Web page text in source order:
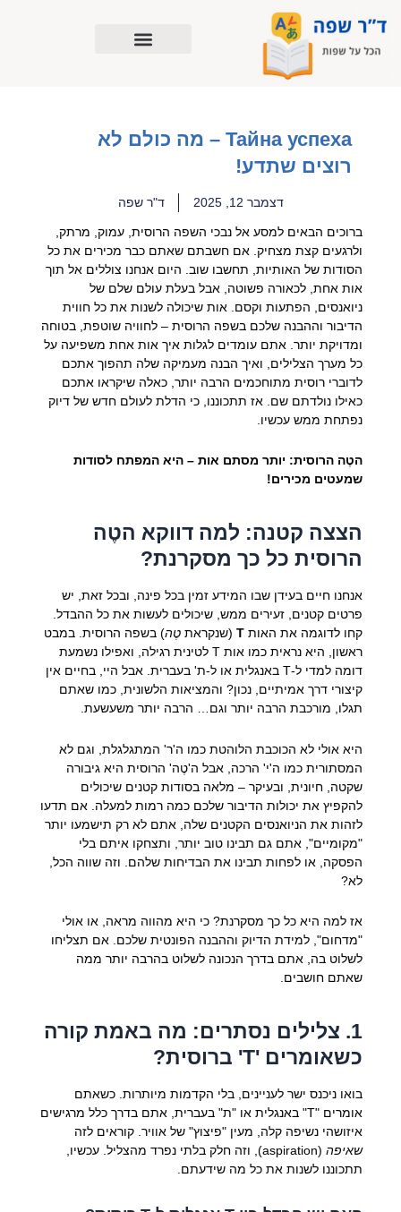
לתוכן
Тайна успеха – מה כולם לא
רוצים שתדע!
דצמבר 12, 2025 ד"ר שפה
ברוכים הבאים למסע אל נבכי השפה הרוסית, עמוק, מרתק,
ולרגעים קצת מצחיק. אם חשבתם שאתם כבר מכירים את כל
הסודות של האותיות, תחשבו שוב. היום אנחנו צוללים אל תוך
אות אחת, לכאורה פשוטה, אבל בעלת עולם שלם של
ניואנסים, הפתעות וקסם. אות שיכולה לשנות את כל חווית
הדיבור וההבנה שלכם בשפה הרוסית – לחוויה שוטפת, בטוחה
ומדויקת יותר. אתם עומדים לגלות איך אות אחת משפיעה על
כל מערך הצלילים, ואיך הבנה מעמיקה שלה תהפוך אתכם
לדוברי רוסית מתוחכמים הרבה יותר, כאלה שיקראו אתכם
כאילו נולדתם שם. אז תתכוננו, כי הדלת לעולם חדש של דיוק
נפתחת ממש עכשיו.
הטֶה הרוסית: יותר מסתם אות – היא המפתח לסודות
שמעטים מכירים!
הצצה קטנה: למה דווקא הטֶה
הרוסית כל כך מסקרנת?
אנחנו חיים בעידן שבו המידע זמין בכל פינה, ובכל זאת, יש
פרטים קטנים, זעירים ממש, שיכולים לעשות את כל ההבדל.
קחו לדוגמה את האות Т(שנקראת טֶה) בשפה הרוסית. במבט
ראשון, היא נראית כמו אות T לטינית רגילה, ואפילו נשמעת
דומה למדי ל-T באנגלית או ל-ת' בעברית. אבל היי, בחיים אין
קיצורי דרך אמיתיים, נכון? והמציאות הלשונית, כמו שאתם
תגלו, מורכבת הרבה יותר וגם… הרבה יותר משעשעת.
היא אולי לא הכוכבת הלוהטת כמו ה'ר' המתגלגלת, וגם לא
המסתורית כמו ה'י' הרכה, אבל ה'טֶה' הרוסית היא גיבורה
שקטה, חיונית, ובעיקר – מלאה בסודות קטנים שיכולים
להקפיץ את יכולות הדיבור שלכם כמה רמות למעלה. אם תדעו
לזהות את הניואנסים הקטנים שלה, אתם לא רק תישמעו יותר
"מקומיים", אתם גם תבינו טוב יותר, ותצחקו איתם בלי
הפסקה, או לפחות תבינו את הבדיחות שלהם. וזה שווה הכל,
לא?
אז למה היא כל כך מסקרנת? כי היא מהווה מראה, או אולי
"מדחום", למידת הדיוק וההבנה הפונטית שלכם. אם תצליחו
לשלוט בה, אתם בדרך הנכונה לשלוט בהרבה יותר ממה
שאתם חושבים.
1. צלילים נסתרים: מה באמת קורה
כשאומרים 'Т' ברוסית?
בואו ניכנס ישר לעניינים, בלי הקדמות מיותרות. כשאתם
אומרים "Т" באנגלית או "ת" בעברית, אתם בדרך כלל מרגישים
איזושהי נשיפה קלה, מעין "פיצוץ" של אוויר. קוראים לזה
שאיפה
(aspiration), וזה חלק בלתי נפרד מהצליל. עכשיו,
תתכוננו לשנות את כל מה שידעתם.